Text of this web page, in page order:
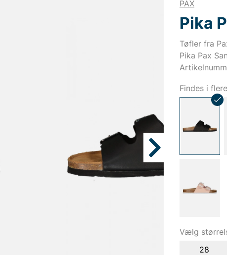
PAX
Pika
Tøfler fra
Pika Pax
Findes i
Vælg
28